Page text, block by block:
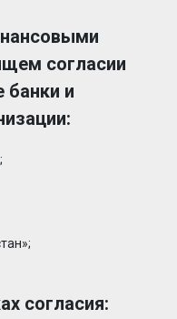
согласии
и
согласия: